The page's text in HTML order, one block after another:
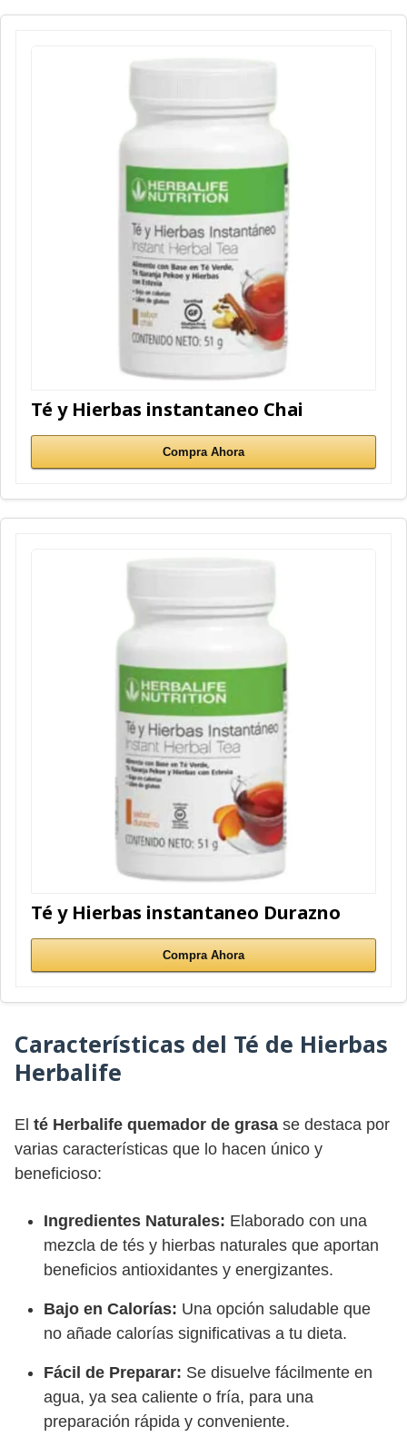
Té y Hierbas instantaneo Chai
Compra Ahora
Té y Hierbas instantaneo Durazno
Compra Ahora
Características del Té de Hierbas
Herbalife
El té Herbalife quemador de grasa se destaca por
varias características que lo hacen único y
beneficioso:
Ingredientes Naturales: Elaborado con una
mezcla de tés y hierbas naturales que aportan
beneficios antioxidantes y energizantes.
Bajo en Calorías: Una opción saludable que
no añade calorías significativas a tu dieta.
Fácil de Preparar: Se disuelve fácilmente en
agua, ya sea caliente o fría, para una
preparación rápida y conveniente.